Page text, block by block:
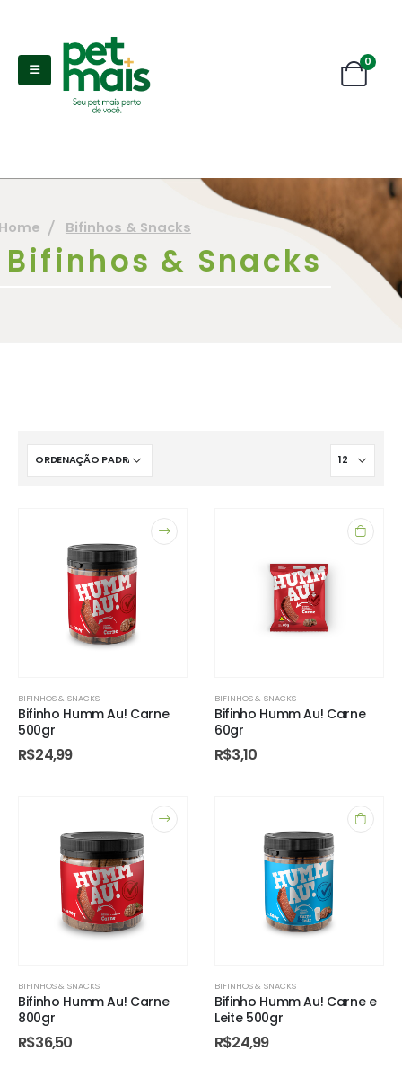
0
Bifinhos & Snacks
Bifinhos & Snacks
BIFINHOS & SNACKS
Bifinho Humm Au! Carne
500gr
R$24,99
BIFINHOS & SNACKS
Bifinho Humm Au! Carne
60gr
R$3,10
BIFINHOS & SNACKS
Bifinho Humm Au! Carne
800gr
R$36,50
BIFINHOS & SNACKS
Bifinho Humm Au! Carne e
Leite 500gr
R$24,99